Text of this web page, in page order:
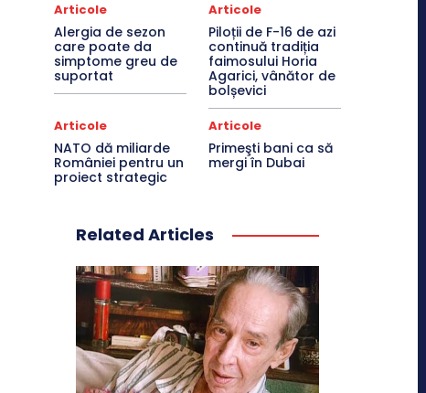
Articole
Alergia de sezon
care poate da
simptome greu de
suportat
Articole
Piloții de F-16 de azi
continuă tradiția
faimosului Horia
Agarici, vânător de
bolșevici
Articole
NATO dă miliarde
României pentru un
proiect strategic
Articole
Primeşti bani ca să
mergi în Dubai
Related Articles